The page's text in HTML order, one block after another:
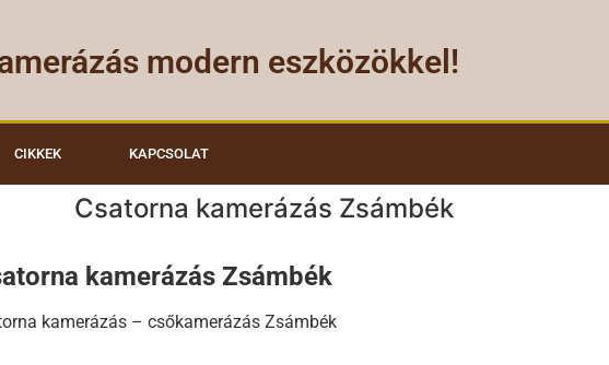
modern eszközökkel!
CIKKEK KAPCSOLAT
Csatorna kamerázás Zsámbék
kamerázás Zsámbék
kamerázás – csőkamerázás Zsámbék